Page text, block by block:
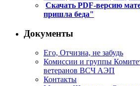
Скачать PDF-версию
пришла беда"
Документы
Его, Отчизна, не забудь
Комиссии и группы
ветеранов ВСЧ АЭП
Контакты